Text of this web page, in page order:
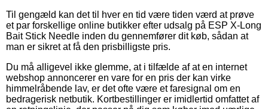
Til gengæld kan det til hver en tid være tiden værd at prøve
et par forskellige online butikker efter udsalg på ESP X-Long
Bait Stick Needle inden du gennemfører dit køb, sådan at
man er sikret at få den prisbilligste pris.
Du må alligevel ikke glemme, at i tilfælde af at en internet
webshop annoncerer en vare for en pris der kan virke
himmelråbende lav, er det ofte være et faresignal om en
bedragerisk netbutik. Kortbestillinger er imidlertid omfattet af